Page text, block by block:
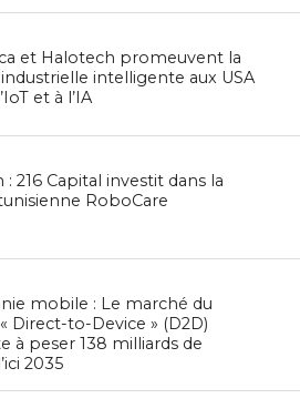
et Halotech promeuvent la
intelligente aux USA
et à l’IA
: 216 Capital investit dans la
RoboCare
mobile : Le marché du
Direct-to-Device » (D2D)
à peser 138 milliards de
2035